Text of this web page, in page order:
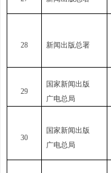
28 新闻出版总署
29
国家新闻出版
广电总局
30
国家新闻出版
广电总局